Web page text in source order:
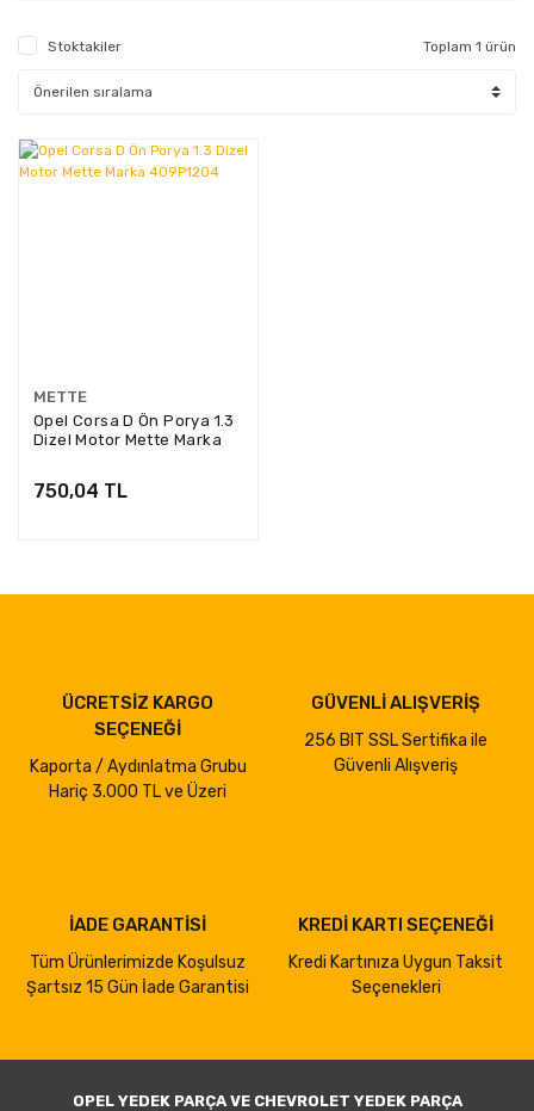
Stoktakiler Toplam 1 ürün
METTE
Opel Corsa D Ön Porya 1.3
Dizel Motor Mette Marka
750,04 TL
ÜCRETSİZ KARGO
SEÇENEĞİ
Kaporta / Aydınlatma Grubu
Hariç 3.000 TL ve Üzeri
GÜVENLİ ALIŞVERİŞ
256 BIT SSL Sertifika ile
Güvenli Alışveriş
İADE GARANTİSİ
Tüm Ürünlerimizde Koşulsuz
Şartsız 15 Gün İade Garantisi
KREDİ KARTI SEÇENEĞİ
Kredi Kartınıza Uygun Taksit
Seçenekleri
OPEL YEDEK PARÇA VE CHEVROLET YEDEK PARÇA